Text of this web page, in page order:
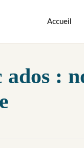
Accueil
: